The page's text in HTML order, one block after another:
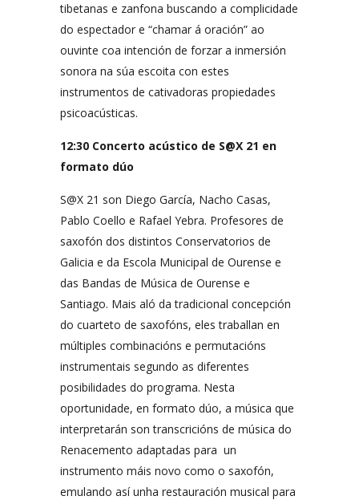
tibetanas e zanfona buscando a complicidade
do espectador e “chamar á oración” ao
ouvinte coa intención de forzar a inmersión
sonora na súa escoita con estes
instrumentos de cativadoras propiedades
psicoacústicas.
12:30 Concerto acústico de S@X 21 en
formato dúo
S@X 21 son Diego García, Nacho Casas,
Pablo Coello e Rafael Yebra. Profesores de
saxofón dos distintos Conservatorios de
Galicia e da Escola Municipal de Ourense e
das Bandas de Música de Ourense e
Santiago. Mais aló da tradicional concepción
do cuarteto de saxofóns, eles traballan en
múltiples combinacións e permutacións
instrumentais segundo as diferentes
posibilidades do programa. Nesta
oportunidade, en formato dúo, a música que
interpretarán son transcricións de música do
Renacemento adaptadas para un
instrumento máis novo como o saxofón,
emulando así unha restauración musical para